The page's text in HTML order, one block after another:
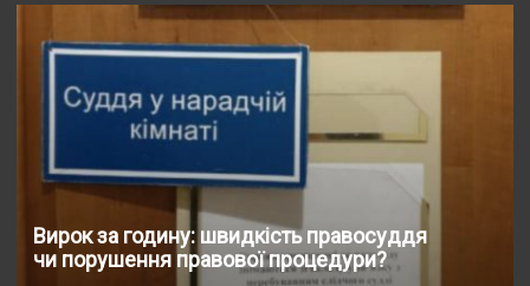
Вирок за годину: швидкість правосуддя
чи порушення правової процедури?